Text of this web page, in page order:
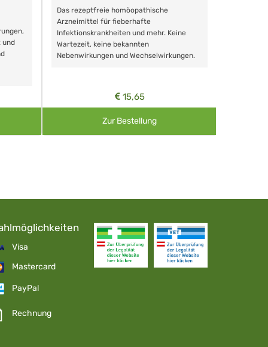
und
Das rezeptfreie homöopathische
Arzneimittel für fieberhafte
Infektionskrankheiten und mehr. Keine
Wartezeit, keine bekannten
Nebenwirkungen und Wechselwirkungen.
15,65
Zur Bestellung
Visa
Mastercard
PayPal
Rechnung